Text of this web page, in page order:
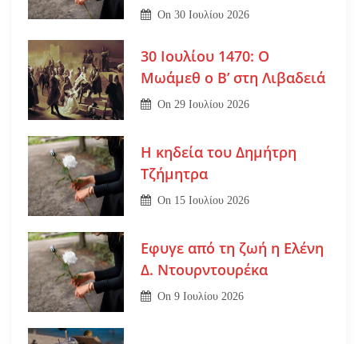
On30 Ιουλίου 2026
30 Ιουλίου 1470: Ο
Μωάμεθ ο Β’ στη Λιβαδειά
On29 Ιουλίου 2026
Η κηδεία του Δημήτρη
Τζήμητρα
On 15 Ιουλίου 2026
Εφυγε από τη ζωή η Ελένη
Δ. Ντουρντουρέκα
On9 Ιουλίου 2026